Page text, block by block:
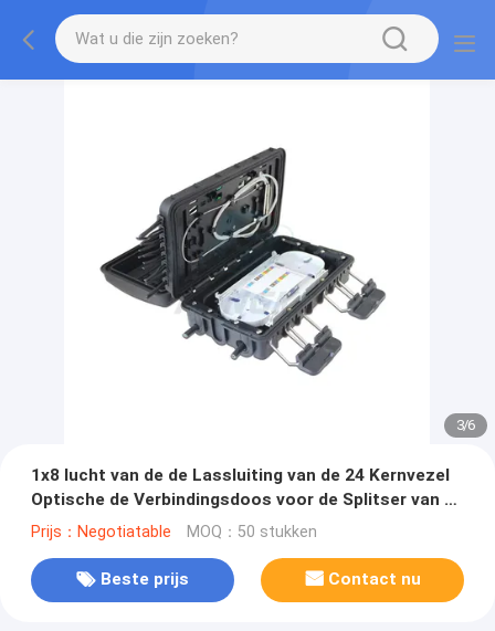
3/6
1x8 lucht van de de Lassluiting van de 24 Kernvezel
Optische de Verbindingsdoos voor de Splitser van de
Staalbuis
Prijs：Negotiatable MOQ：50 stukken
Beste prijs Contact nu